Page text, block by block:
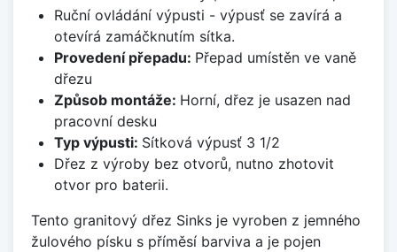
Ruční ovládání výpusti - výpusť se zavírá a
otevírá zamáčknutím sítka.
Provedení přepadu: Přepad umístěn ve vaně
dřezu
Způsob montáže: Horní, dřez je usazen nad
pracovní desku
Typ výpusti: Sítková výpusť 3 1/2
Dřez z výroby bez otvorů, nutno zhotovit
otvor pro baterii.
Tento granitový dřez Sinks je vyroben z jemného
žulového písku s příměsí barviva a je pojen